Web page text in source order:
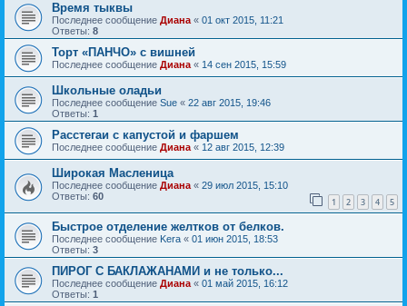
Время тыквы
Последнее сообщение Диана « 01 окт 2015, 11:21
Ответы: 8
Торт «ПАНЧО» с вишней
Последнее сообщение Диана « 14 сен 2015, 15:59
Школьные оладьи
Последнее сообщение Sue « 22 авг 2015, 19:46
Ответы: 1
Расстегаи с капустой и фаршем
Последнее сообщение Диана « 12 авг 2015, 12:39
Широкая Масленица
Последнее сообщение Диана « 29 июл 2015, 15:10
Ответы: 60 1 2 3 4 5
Быстрое отделение желтков от белков.
Последнее сообщение Kera « 01 июн 2015, 18:53
Ответы: 3
ПИРОГ С БАКЛАЖАНАМИ и не только...
Последнее сообщение Диана « 01 май 2015, 16:12
Ответы: 1